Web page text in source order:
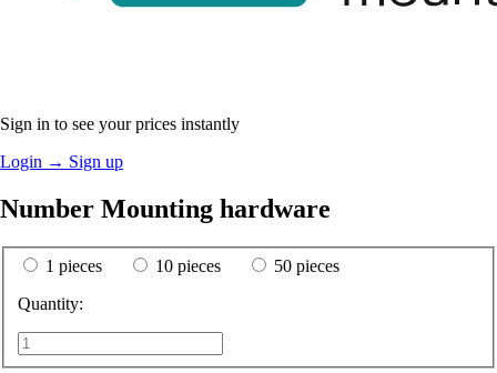
Sign in to see your prices instantly
Login → Sign up
Number Mounting hardware
1 pieces 10 pieces
50 pieces
Quantity: